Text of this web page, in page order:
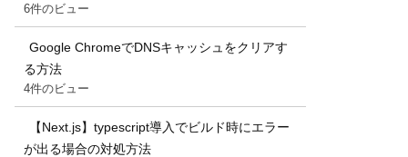
6件のビュー
Google ChromeでDNSキャッシュをクリアす
る方法
4件のビュー
【Next.js】typescript導入でビルド時にエラー
が出る場合の対処方法